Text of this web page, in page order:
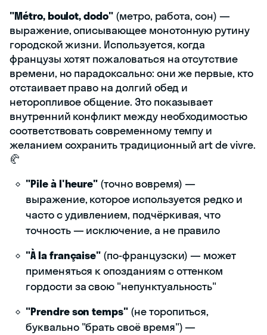
"Métro, boulot, dodo"(метро, работа, сон) —
выражение, описывающее монотонную рутину
городской жизни. Используется, когда
французы хотят пожаловаться на отсутствие
времени, но парадоксально: они же первые, кто
отстаивает право на долгий обед и
неторопливое общение. Это показывает
внутренний конфликт между необходимостью
соответствовать современному темпу и
желанием сохранить традиционный art de vivre.
🥐
"Pile à l'heure" (точно вовремя) —
выражение, которое используется редко и
часто с удивлением, подчёркивая, что
точность — исключение, а не правило
"À la française" (по-французски) — может
применяться к опозданиям с оттенком
гордости за свою "непунктуальность"
"Prendre son temps" (не торопиться,
буквально "брать своё время") —